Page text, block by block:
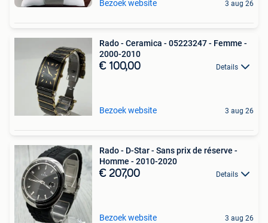
Bezoek website 3 aug 26
Rado - Ceramica - 05223247 - Femme -
2000-2010
€ 100,00 Details
Bezoek website 3 aug 26
Rado - D-Star - Sans prix de réserve -
Homme - 2010-2020
€ 207,00 Details
Bezoek website 3 aug 26